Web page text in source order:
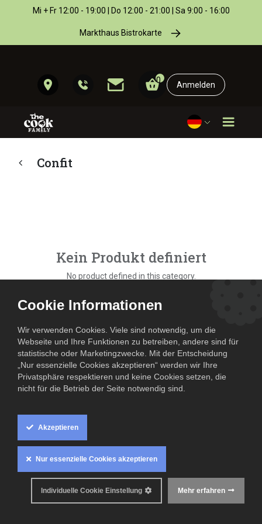
Mi + Fr 12:00 - 19:00 | Do 12:00 - 21:00 | Sa 9:00 - 16:00
Markthaus Bistrokarte
0 Anmelden
Confit
Kein Produkt definiert
No product defined in this category.
Cookie Informationen
Wir verwenden Cookies. Viele sind notwendig, um die
Webseite und Ihre Funktionen zu betreiben, andere sind für
statistische oder Marketingzwecke. Mit der Entscheidung
„Nur essenzielle Cookies akzeptieren“ werden wir Ihre
Privatsphäre respektieren und keine Cookies setzen, die
nicht für die Betrieb der Seite notwendig sind.
Akzeptieren
Nur essenzielle Cookies akzeptieren
Mehr erfahren
Individuelle Cookie Einstellung